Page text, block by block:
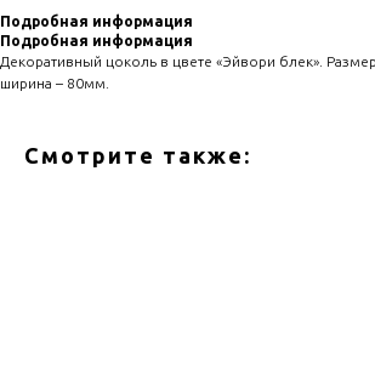
Подробная информация
Подробная информация
Декоративный цоколь в цвете «Эйвори блек».
ширина – 80мм.
Смотрите также: